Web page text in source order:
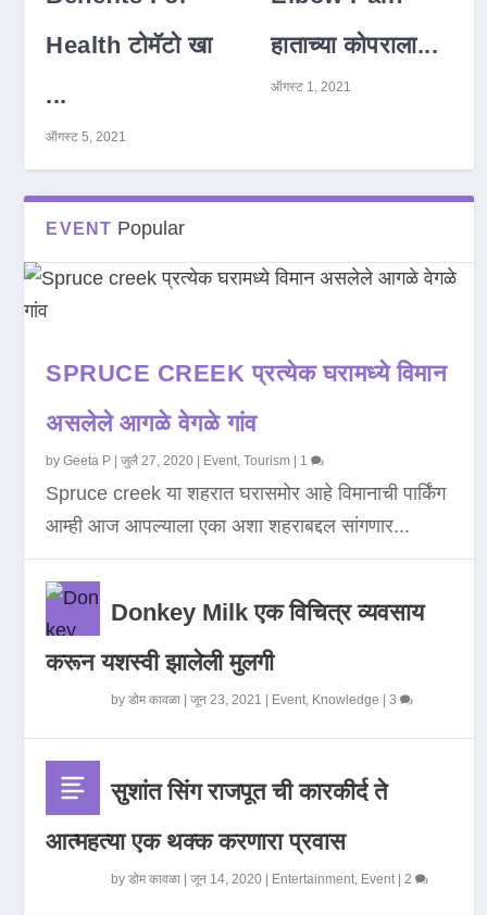
Health टोमॅटो खा
...
ऑगस्ट 5, 2021
हाताच्या कोपराला...
ऑगस्ट 1, 2021
EVENT Popular
SPRUCE CREEK प्रत्येक घरामध्ये विमान
असलेले आगळे वेगळे गांव
byGeeta P |जुलै 27, 2020 Event,Tourism 1
Spruce creek या शहरात घरासमोर आहे विमानाची पार्किंग
आम्ही आज आपल्याला एका अशा शहराबद्दल सांगणार...
Donkey Milk एक विचित्र व्यवसाय
करून यशस्वी झालेली मुलगी
byडोम कावळा |जून 23, 2021 Event, Knowledge |3
सुशांत सिंग राजपूत ची कारकीर्द ते
आत्महत्या एक थक्क करणारा प्रवास
byडोम कावळा |जून 14, 2020 Entertainment, Event|2